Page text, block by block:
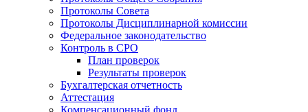
Протоколы Совета
Протоколы Дисциплинарной комиссии
Федеральное законодательство
Контроль в СРО
План проверок
Результаты проверок
Бухгалтерская отчетность
Аттестация
Компенсационный фонд